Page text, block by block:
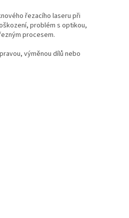
řezacího laseru při
problém s optikou,
procesem.
výměnou dílů nebo